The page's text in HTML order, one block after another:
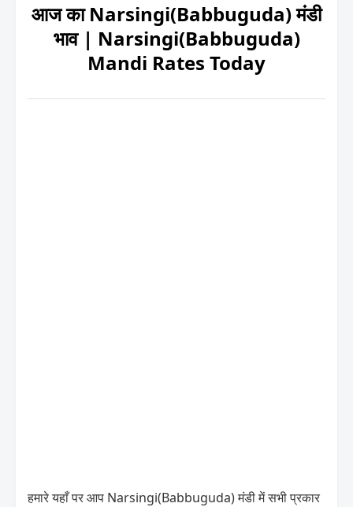
आज का Narsingi(Babbuguda) मंडी
भाव | Narsingi(Babbuguda)
Mandi Rates Today
हमारे यहाँ पर आप Narsingi(Babbuguda) मंडी में सभी प्रकार